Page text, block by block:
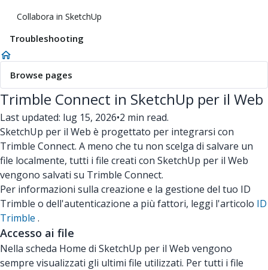
Collabora in SketchUp
Troubleshooting
Browse pages
Trimble Connect in SketchUp per il Web
Last updated: lug 15, 2026•2 min read.
SketchUp per il Web è progettato per integrarsi con
Trimble Connect. A meno che tu non scelga di salvare un
file localmente, tutti i file creati con SketchUp per il Web
vengono salvati su Trimble Connect.
Per informazioni sulla creazione e la gestione del tuo ID
Trimble o dell'autenticazione a più fattori, leggi l'articolo ID
Trimble .
Accesso ai file
Nella scheda Home di SketchUp per il Web vengono
sempre visualizzati gli ultimi file utilizzati. Per tutti i file